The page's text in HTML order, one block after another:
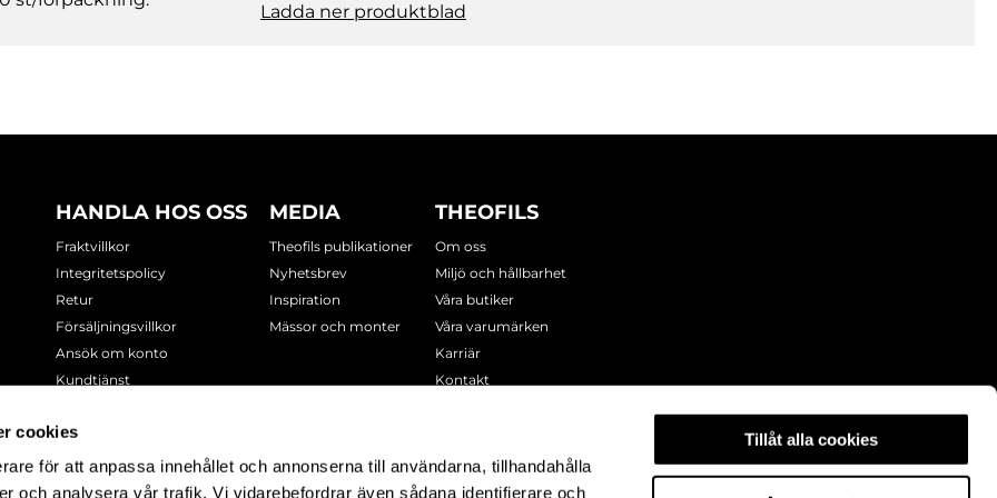
cookies
för att anpassa innehållet och annonserna till användarna, tillhandahålla
och analysera vår trafik. Vi vidarebefordrar även sådana identifierare och
Tillåt alla cookies
Ladda ner produktblad
HANDLA HOS OSS
Fraktvillkor
Integritetspolicy
Retur
Försäljningsvillkor
Ansök om konto
Kundtjänst
MEDIA
Theofils publikationer
Nyhetsbrev
Inspiration
Mässor och monter
THEOFILS
Om oss
Miljö och hållbarhet
Våra butiker
Våra varumärken
Karriär
Kontakt